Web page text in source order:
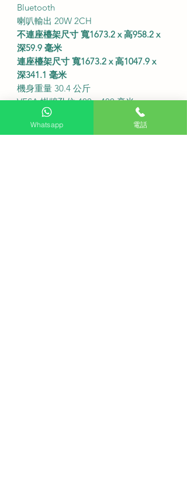
Bluetooth
喇叭輸出 20W 2CH
不連座檯架尺寸 寬1673.2 x 高958.2 x
深59.9 毫米
連座檯架尺寸 寬1673.2 x 高1047.9 x
深341.1 毫米
機身重量 30.4 公斤
VESA 掛牆孔位 400 x 400 毫米
如有特色牆身例如雲石或磁磚等
Whatsapp 電話